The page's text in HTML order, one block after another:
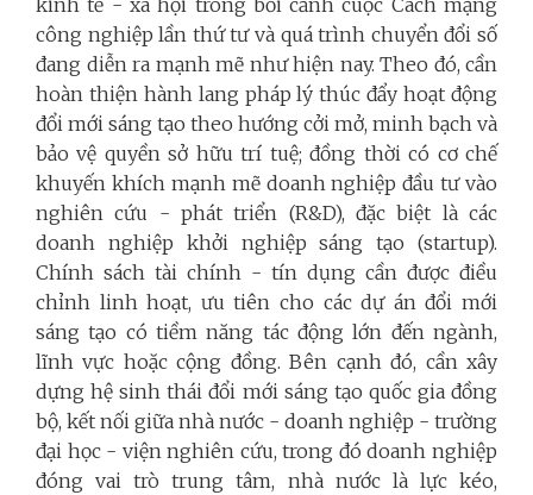
kinh tế - xã hội trong bối cảnh cuộc Cách mạng
công nghiệp lần thứ tư và quá trình chuyển đổi số
đang diễn ra mạnh mẽ như hiện nay. Theo đó, cần
hoàn thiện hành lang pháp lý thúc đẩy hoạt động
đổi mới sáng tạo theo hướng cởi mở, minh bạch và
bảo vệ quyền sở hữu trí tuệ; đồng thời có cơ chế
khuyến khích mạnh mẽ doanh nghiệp đầu tư vào
nghiên cứu - phát triển (R&D), đặc biệt là các
doanh nghiệp khởi nghiệp sáng tạo (startup).
Chính sách tài chính - tín dụng cần được điều
chỉnh linh hoạt, ưu tiên cho các dự án đổi mới
sáng tạo có tiềm năng tác động lớn đến ngành,
lĩnh vực hoặc cộng đồng. Bên cạnh đó, cần xây
dựng hệ sinh thái đổi mới sáng tạo quốc gia đồng
bộ, kết nối giữa nhà nước - doanh nghiệp - trường
đại học - viện nghiên cứu, trong đó doanh nghiệp
đóng vai trò trung tâm, nhà nước là lực kéo,